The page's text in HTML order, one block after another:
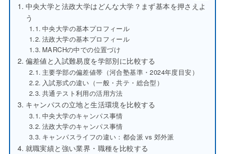
中央大学と法政大学はどんな大学？まず基本を押さえよ
う
中央大学の基本プロフィール
法政大学の基本プロフィール
MARCHの中での位置づけ
偏差値と入試難易度を学部別に比較する
主要学部の偏差値帯（河合塾基準・2024年度目安）
入試形式の違い（一般・共テ・総合型）
共通テスト利用の活用方法
キャンパスの立地と生活環境を比較する
中央大学のキャンパス事情
法政大学のキャンパス事情
キャンパスライフの違い：都会派 vs 郊外派
就職実績と強い業界・職種を比較する